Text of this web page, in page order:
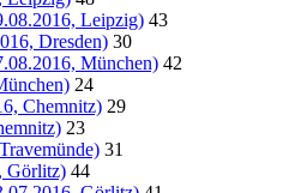
Leipzig) 43
Dresden) 30
München) 42
24
Chemnitz) 29
23
31
Görlitz) 44